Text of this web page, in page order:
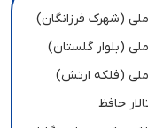
(شهرک فرزانگان)
(بلوار گلستان)
(فلکه ارتش)
حافظ